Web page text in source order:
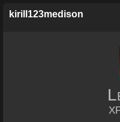
kirill123medison